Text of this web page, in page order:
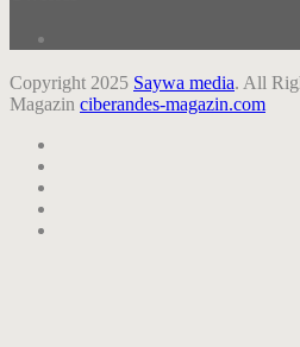
Copyright 2025 Saywa media. All
Magazin ciberandes-magazin.com